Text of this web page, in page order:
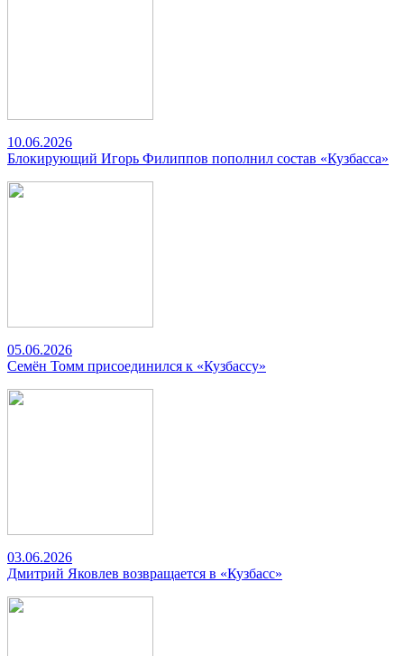
10.06.2026
Блокирующий Игорь Филиппов пополнил состав «Кузбасса»
05.06.2026
Семён Томм присоединился к «Кузбассу»
03.06.2026
Дмитрий Яковлев возвращается в «Кузбасс»